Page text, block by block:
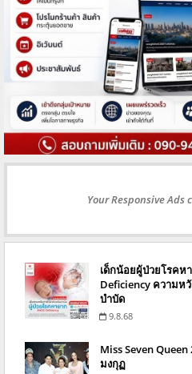
Your Responsive Ads
เด็กน้อยผู้ป่วยโรคห
Deficiency ความห
บำบัด
9.8.68
Miss Seven
มงกุฏ